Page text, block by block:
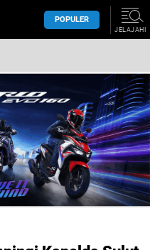
POPULER
JELAJAHI